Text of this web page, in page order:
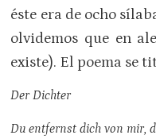
éste era de ocho
olvidemos que en
existe). El poema se
Der Dichter
Du entfernst dich von mir,